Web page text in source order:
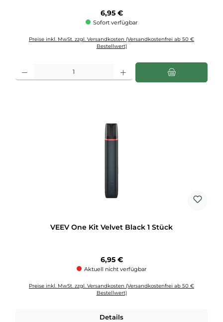
Regulärer Preis:
6,95 €
Sofort verfügbar
Preise inkl. MwSt. zzgl. Versandkosten (Versandkostenfrei ab 50 €
Bestellwert)
VEEV One Kit Velvet Black 1 Stück
Regulärer Preis:
6,95 €
Aktuell nicht verfügbar
Preise inkl. MwSt. zzgl. Versandkosten (Versandkostenfrei ab 50 €
Bestellwert)
Details